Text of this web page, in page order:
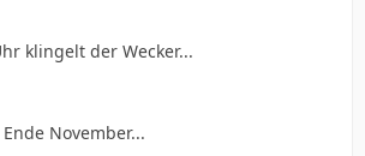
klingelt der Wecker...
November...